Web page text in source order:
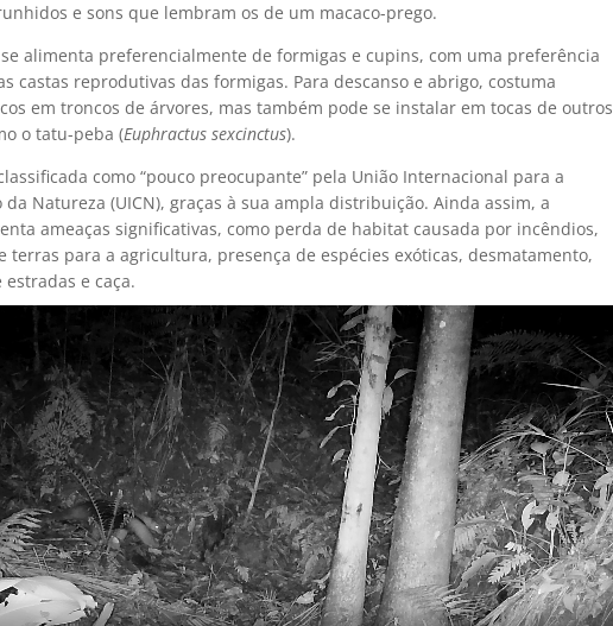
e sons que lembram os de um macaco-prego.
alimenta preferencialmente de formigas e cupins, com uma preferência
castas reprodutivas das formigas. Para descanso e abrigo, costuma
em troncos de árvores, mas também pode se instalar em tocas de outros
o tatu-peba (Euphractus sexcinctus).
como “pouco preocupante” pela União Internacional para a
da Natureza (UICN), graças à sua ampla distribuição. Ainda assim, a
ameaças significativas, como perda de habitat causada por incêndios,
terras para a agricultura, presença de espécies exóticas, desmatamento,
estradas e caça.